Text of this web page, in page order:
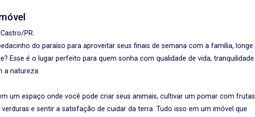
PR.
do paraíso para aproveitar seus finais de semana com a família, longe
Esse é o lugar perfeito para quem sonha com qualidade de vida, tranquilidade
a natureza.
um espaço onde você pode criar seus animais, cultivar um pomar com frutas
e sentir a satisfação de cuidar da terra. Tudo isso em um imóvel que